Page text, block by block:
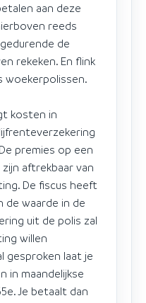
aan deze
reeds
de
rekeken. En flink
woekerpolissen.
kosten in
premies op een
aftrekbaar van
De fiscus heeft
de waarde in de
uit de polis zal
willen
gesproken laat je
in maandelijkse
Je betaalt dan